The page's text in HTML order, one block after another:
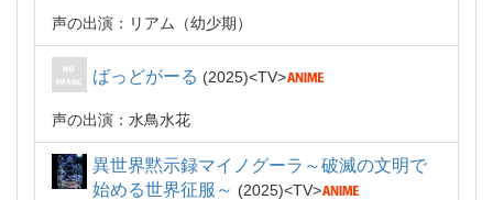
声の出演：リアム（幼少期）
ばっどがーる 2025 TV
声の出演：水鳥水花
異世界黙示録マイノグーラ～破滅の文明で
始める世界征服～
2025
TV